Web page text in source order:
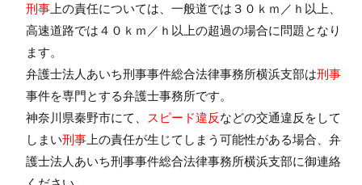
刑事 上の責任については、一般道では３０ｋｍ／ｈ以上、
高速道路では４０ｋｍ／ｈ以上の超過の場合に問題となり
ます。
弁護士法人あいち刑事事件総合法律事務所横浜支部は刑事
事件を専門とする弁護士事務所です。
神奈川県秦野市にて、
スピード違反などの交通違反をして
しまい刑事 上の責任が生じてしまう可能性がある場合、弁
護士法人あいち刑事事件総合法律事務所横浜支部に御連絡